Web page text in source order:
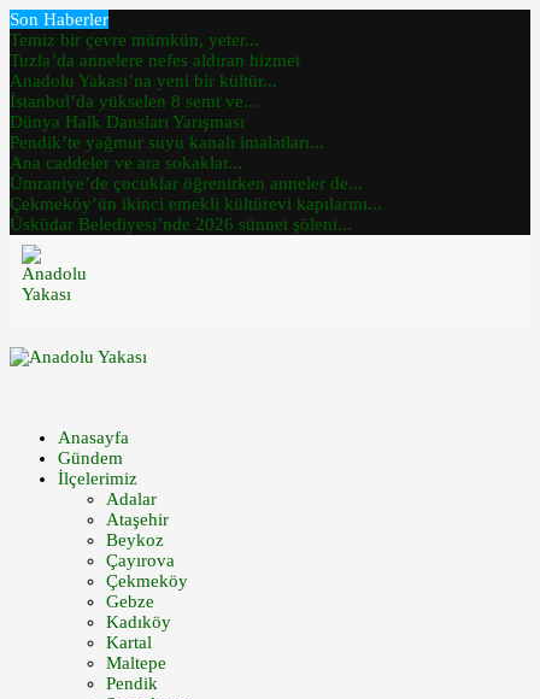
Son Haberler
Temiz bir çevre mümkün, yeter...
Tuzla’da annelere nefes aldıran hizmet
Anadolu Yakası’na yeni bir kültür...
İstanbul’da yükselen 8 semt ve...
Dünya Halk Dansları Yarışması
Pendik’te yağmur suyu kanalı imalatları...
Ana caddeler ve ara sokaklar...
Ümraniye’de çocuklar öğrenirken anneler de...
Çekmeköy’ün ikinci emekli kültürevi kapılarını...
Üsküdar Belediyesi’nde 2026 sünnet şöleni...
Anasayfa
Gündem
İlçelerimiz
Adalar
Ataşehir
Beykoz
Çayırova
Çekmeköy
Gebze
Kadıköy
Kartal
Maltepe
Pendik